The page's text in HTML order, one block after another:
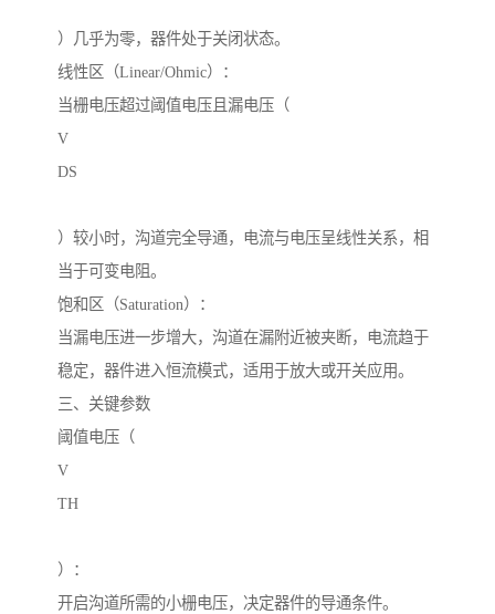
）几乎为零，器件处于关闭状态。
线性区（Linear/Ohmic）：
当栅电压超过阈值电压且漏电压（
V
DS
）较小时，沟道完全导通，电流与电压呈线性关系，相
当于可变电阻。
饱和区（Saturation）：
当漏电压进一步增大，沟道在漏附近被夹断，电流趋于
稳定，器件进入恒流模式，适用于放大或开关应用。
三、关键参数
阈值电压（
V
TH
）：
开启沟道所需的小栅电压，决定器件的导通条件。